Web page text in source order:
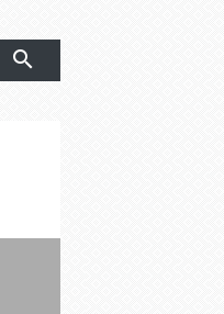
search